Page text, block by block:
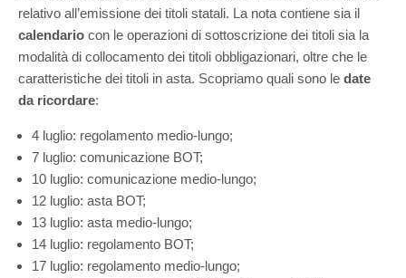
relativo all’emissione dei titoli statali. La nota contiene sia il
calendario con le operazioni di sottoscrizione dei titoli sia la
modalità di collocamento dei titoli obbligazionari, oltre che le
caratteristiche dei titoli in asta. Scopriamo quali sono le date
da ricordare:
4 luglio: regolamento medio-lungo;
7 luglio: comunicazione BOT;
10 luglio: comunicazione medio-lungo;
12 luglio: asta BOT;
13 luglio: asta medio-lungo;
14 luglio: regolamento BOT;
17 luglio: regolamento medio-lungo;